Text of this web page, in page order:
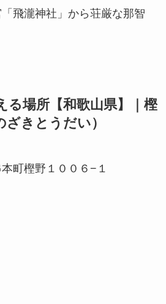
飛瀧神社」から荘厳な那智
る場所【和歌山県】｜樫
きとうだい）
町樫野１００６−１